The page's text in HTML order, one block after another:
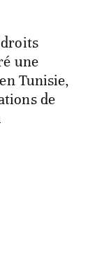
droits
une
Tunisie,
de